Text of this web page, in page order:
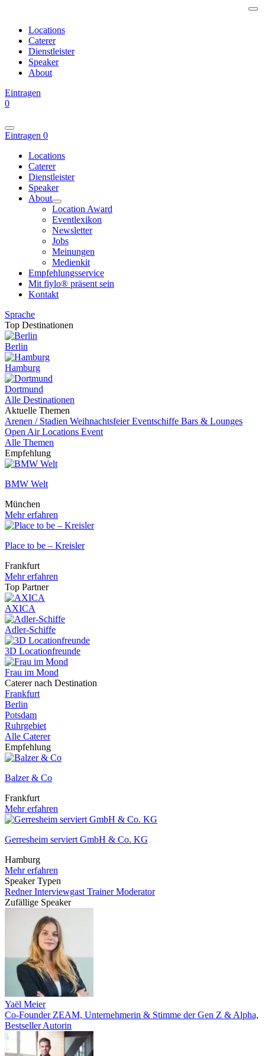
Locations
Caterer
Dienstleister
Speaker
About
Eintragen
0
Eintragen 0
Locations
Caterer
Dienstleister
Speaker
About
Location Award
Eventlexikon
Newsletter
Jobs
Meinungen
Medienkit
Empfehlungsservice
Mit fiylo® präsent sein
Kontakt
Sprache
Top Destinationen
Berlin
Hamburg
Dortmund
Alle Destinationen
Aktuelle Themen
Arenen / Stadien WeihnachtsfeierEventschiffe Bars & Lounges
Open Air Locations Event
Alle Themen
Empfehlung
BMW Welt
München
Mehr erfahren
Place to be – Kreisler
Frankfurt
Mehr erfahren
Top Partner
AXICA
Adler-Schiffe
3D Locationfreunde
Frau im Mond
Caterer nach Destination
Frankfurt
Berlin
Potsdam
Ruhrgebiet
Alle Caterer
Empfehlung
Balzer & Co
Frankfurt
Mehr erfahren
Gerresheim serviert GmbH & Co. KG
Hamburg
Mehr erfahren
Speaker Typen
RednerInterviewgast TrainerModerator
Zufällige Speaker
Yaël Meier
Co-Founder ZEAM, Unternehmerin & Stimme der Gen Z & Alpha,
Bestseller Autorin